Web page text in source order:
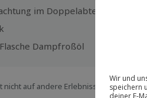
im Doppelabteil im
Dampfroßöl
nicht auf andere Erlebnisse bei der